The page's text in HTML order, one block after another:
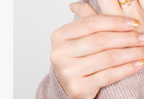
AUDEMARS PIGUET
オーデマ・ピゲ
CHANEL
シャネル
HARRY WINSTON
ハリー・ウィンストン
ANGLER
アングラー
HIMAWARI
ヒマワリ
USED NOMBRE
ノンブル認定中古